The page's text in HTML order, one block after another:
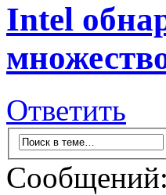
Intel
Ответить